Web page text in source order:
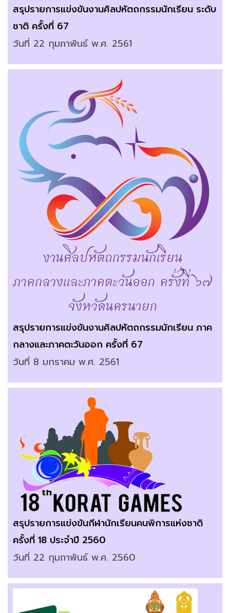
สรุปรายการแข่งขันงานศิลปหัตถกรรมนักเรียน ระดับ
ชาติ ครั้งที่ 67
วันที่ 22 กุมภาพันธ์ พ.ศ. 2561
สรุปรายการแข่งขันงานศิลปหัตถกรรมนักเรียน ภาค
กลางและภาคตะวันออก ครั้งที่ 67
วันที่ 8 มกราคม พ.ศ. 2561
สรุปรายการแข่งขันกีฬานักเรียนคนพิการแห่งชาติ
ครั้งที่ 18 ประจำปี 2560
วันที่ 22 กุมภาพันธ์ พ.ศ. 2560